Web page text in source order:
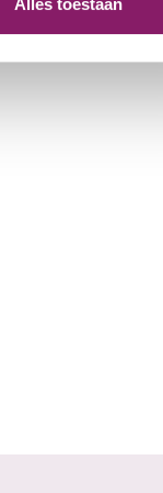
Alles toestaan